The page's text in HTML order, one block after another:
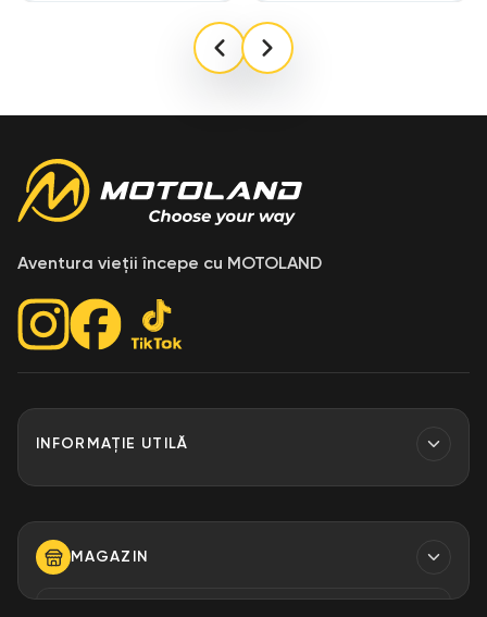
Aventura vieții începe cu MOTOLAND
INFORMAȚIE UTILĂ
Despre Noi
MAGAZIN